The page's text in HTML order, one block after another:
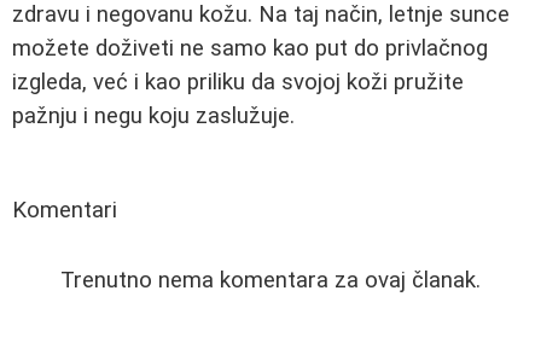
zdravu i negovanu kožu. Na taj način, letnje sunce
možete doživeti ne samo kao put do privlačnog
izgleda, već i kao priliku da svojoj koži pružite
pažnju i negu koju zaslužuje.
Komentari
Trenutno nema komentara za ovaj članak.